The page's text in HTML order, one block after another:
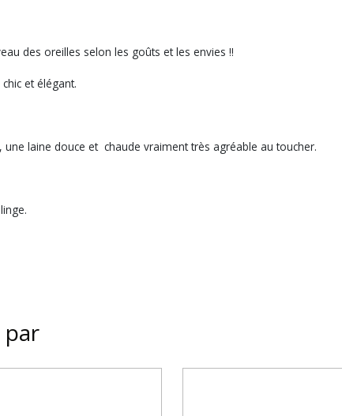
des oreilles selon les goûts et les envies !!
et élégant.
laine douce et chaude vraiment très agréable au toucher.
par